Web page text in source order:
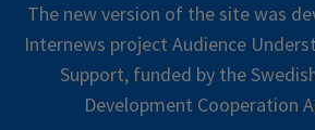
The new version of the site was
Internews project Audience
Support, funded by the
Development Cooperation